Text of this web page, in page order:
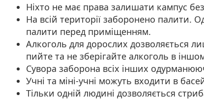
Ніхто не має права залишати кампус
На всій території заборонено палити.
палити перед приміщенням.
Алкоголь для дорослих дозволяється
пийте та не зберігайте алкоголь в
Сувора заборона всіх інших
Учні та міні-учні можуть входити в
Тільки одній людині дозволяється